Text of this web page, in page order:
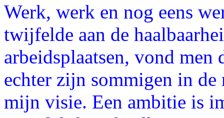
Werk, werk en nog eens
twijfelde aan de
arbeidsplaatsen, vond men
echter zijn sommigen in
mijn visie. Een ambitie is